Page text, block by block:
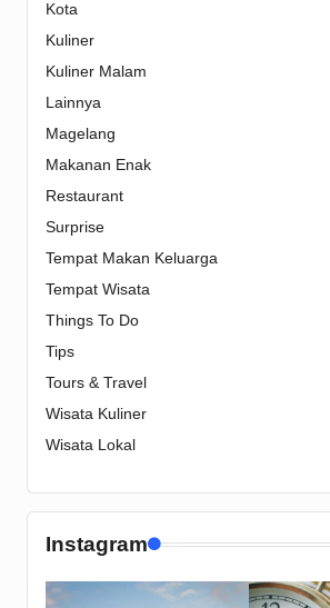
Kota
Kuliner
Kuliner Malam
Lainnya
Magelang
Makanan Enak
Restaurant
Surprise
Tempat Makan Keluarga
Tempat Wisata
Things To Do
Tips
Tours & Travel
Wisata Kuliner
Wisata Lokal
Instagram